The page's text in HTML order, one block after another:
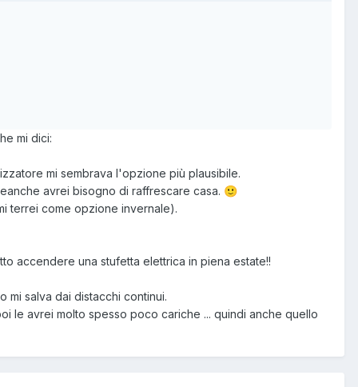
mi dici:
mi sembrava l'opzione più plausibile.
avrei bisogno di raffrescare casa. 🙂
terrei come opzione invernale).
accendere una stufetta elettrica in piena estate!!
mi salva dai distacchi continui.
le avrei molto spesso poco cariche ... quindi anche quello